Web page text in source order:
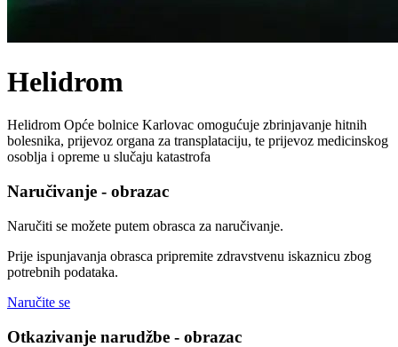
Helidrom
Helidrom Opće bolnice Karlovac omogućuje zbrinjavanje hitnih
bolesnika, prijevoz organa za transplataciju, te prijevoz medicinskog
osoblja i opreme u slučaju katastrofa
Naručivanje - obrazac
Naručiti se možete putem obrasca za naručivanje.
Prije ispunjavanja obrasca pripremite zdravstvenu iskaznicu zbog
potrebnih podataka.
Naručite se
Otkazivanje narudžbe - obrazac